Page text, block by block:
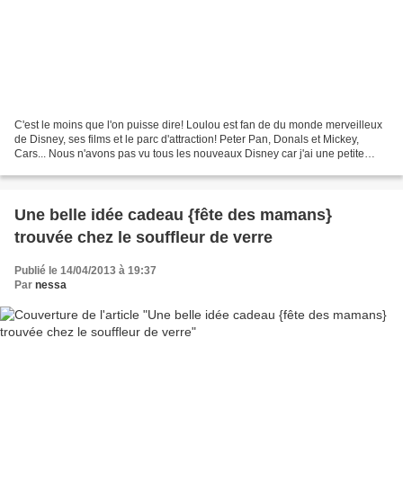
C'est le moins que l'on puisse dire! Loulou est fan de du monde merveilleux
de Disney, ses films et le parc d'attraction! Peter Pan, Donals et Mickey,
Cars... Nous n'avons pas vu tous les nouveaux Disney car j'ai une petite
Une belle idée cadeau {fête des mamans}
trouvée chez le souffleur de verre
Publié le 14/04/2013 à 19:37
Par nessa